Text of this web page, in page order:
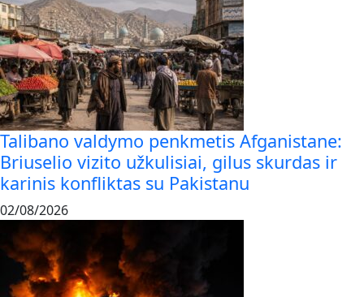
Talibano valdymo penkmetis Afganistane:
Briuselio vizito užkulisiai, gilus skurdas ir
karinis konfliktas su Pakistanu
02/08/2026